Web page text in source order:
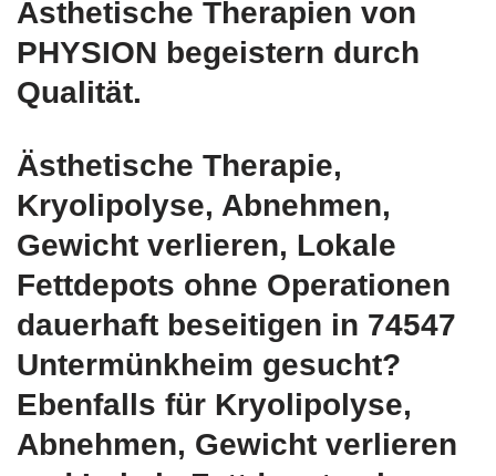
Ästhetische Therapien von
PHYSION begeistern durch
Qualität.
Ästhetische Therapie,
Kryolipolyse, Abnehmen,
Gewicht verlieren, Lokale
Fettdepots ohne Operationen
dauerhaft beseitigen in 74547
Untermünkheim gesucht?
Ebenfalls für Kryolipolyse,
Abnehmen, Gewicht verlieren